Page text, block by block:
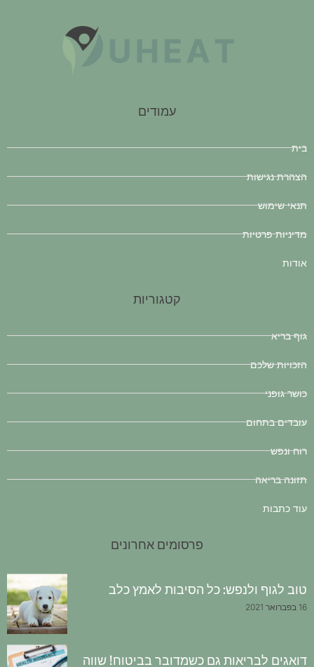
עמודים
בית
הצהרת נגישות
תנאי שימוש
מדיניות פרטיות
אודות
קטגוריות
גוף בריא
הזכויות שלכם
כושר גופני
עובדים בתחום
רוח ונפש
תזונה בריאה
עוד כתבות
פרסומים אחרונים
טוב לגוף ולנפש: כל הסיבות לאמץ כלב
16 בפברואר 2021
דואגים לבריאות גם כשמדובר בביטוח! שווה